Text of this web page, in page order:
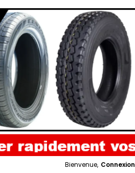
Bienvenue, Connexion